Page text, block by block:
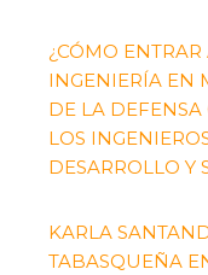
¿CÓMO
INGENIERÍA EN
DE LA
LOS
DESARROLLO Y
KARLA
TABASQUEÑA